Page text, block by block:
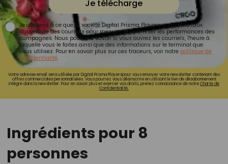
Je télécharge
Je consens à ce que la société Digital Prisma Players analyse le taux
d'ouverture des courriels pour mesurer et optimiser les performances des
campagnes. Nous pourrons savoir si vous ouvrez les courriels, l'heure à
laquelle vous le faites ainsi que des informations sur le terminal que
vous utilisez. Pour en savoir plus sur ces traceurs, voir notre politique de
confidentialité.
Votre adresse email sera utilisée par Digital Prisma Playerspour vous envoyer votre newsletter contenant des
offres commerciales personnalisées. Vous pourrez vous désinscrire en utilisant le lien de désabonnement
intégré dans la newsletter. Pour en savoir plus et exercer vos droits, prenez connaissance de notreCharte de
Confidentialité.
Ingrédients pour 8
personnes